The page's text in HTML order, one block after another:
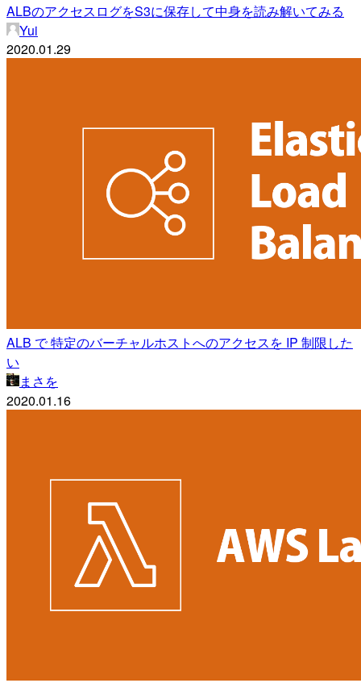
ALBのアクセスログをS3に保存して中身を読み解いてみる
Yui
2020.01.29
ALB で 特定のバーチャルホストへのアクセスを IP 制限した
い
まさを
2020.01.16